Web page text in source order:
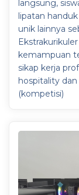
langsung,
lipatan
unik lainnya
kemampuan
sikap kerja
hospitality
(kompetisi)